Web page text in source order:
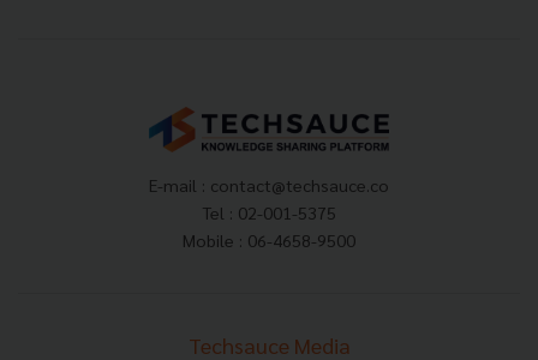
E-mail : contact@techsauce.co
Tel : 02-001-5375
Mobile : 06-4658-9500
Techsauce Media